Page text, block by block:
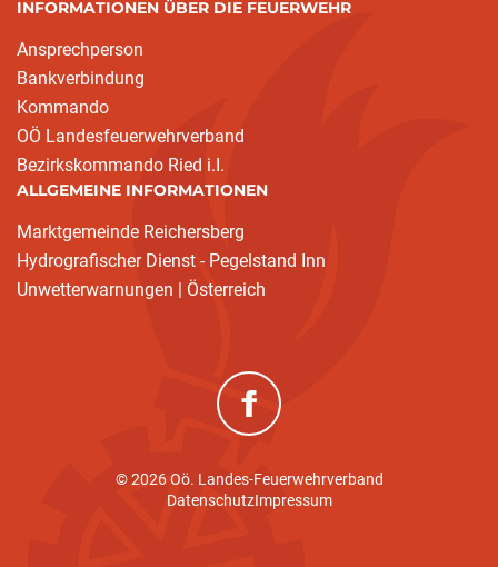
INFORMATIONEN ÜBER DIE FEUERWEHR
Ansprechperson
Bankverbindung
Kommando
OÖ Landesfeuerwehrverband
Bezirkskommando Ried i.I.
ALLGEMEINE INFORMATIONEN
Marktgemeinde Reichersberg
Hydrografischer Dienst - Pegelstand Inn
Unwetterwarnungen | Österreich
(neues Fenster)
© 2026 Oö. Landes-Feuerwehrverband
DatenschutzImpressum